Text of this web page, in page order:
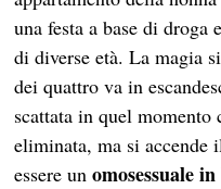
una festa a base di
di diverse età. La magia
dei quattro va in
scattata in quel
eliminata, ma si
essere unomosessuale